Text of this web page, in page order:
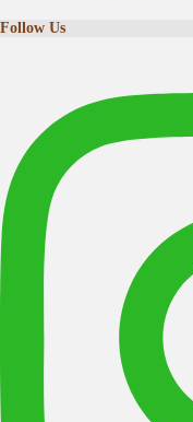
Follow Us